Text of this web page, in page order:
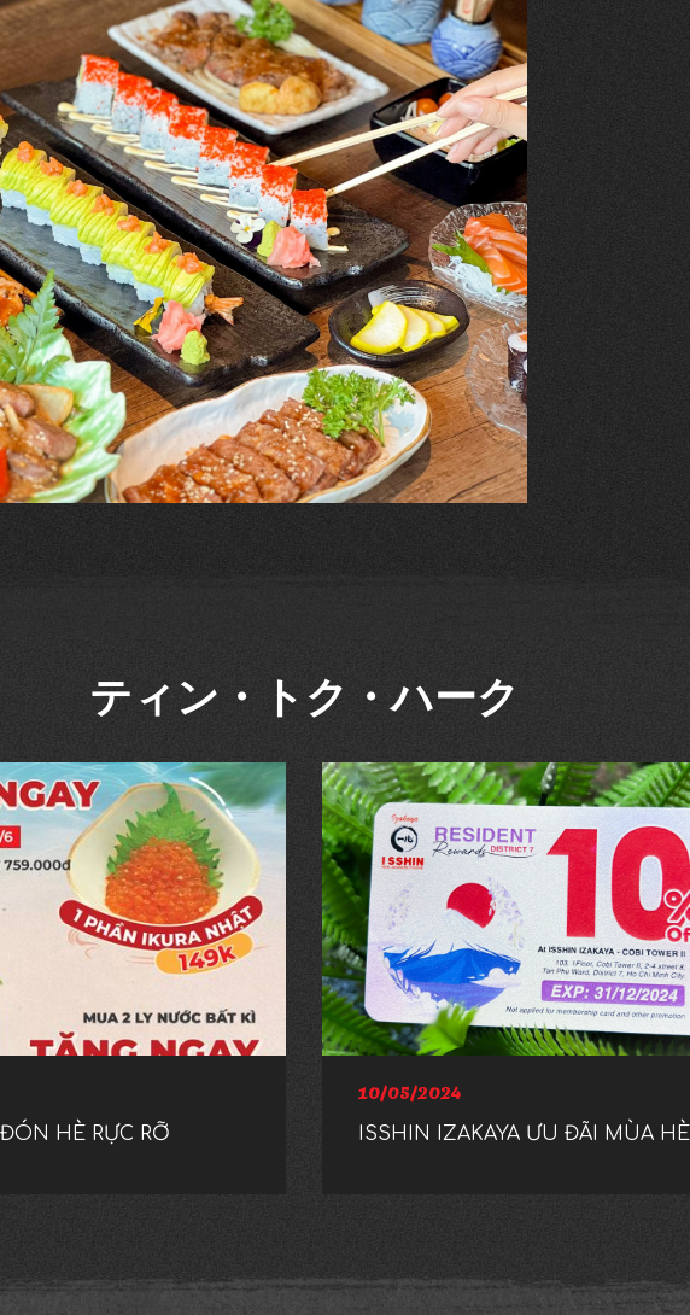
ティン・トク・ハーク
HÈ RỰC RỠ
10/05/2024
ISSHIN IZAKAYA ƯU ĐÃI MÙA HÈ